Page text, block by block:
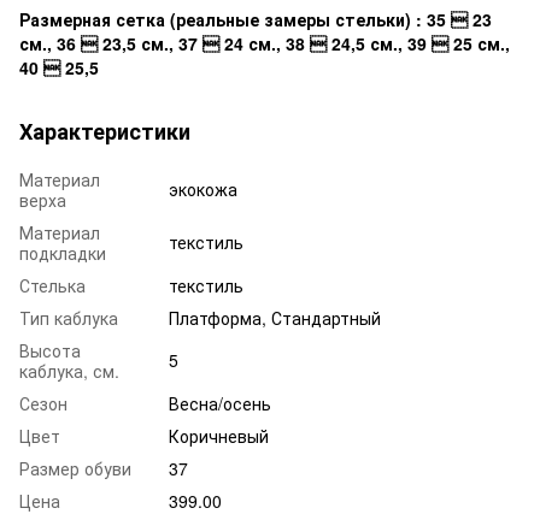
Размерная сетка (реальные замеры стельки) : 35  23
см., 36  23,5 см., 37  24 см., 38  24,5 см., 39  25 см.,
40  25,5
Характеристики
Материал
верха
экокожа
Материал
подкладки
текстиль
Стелька
текстиль
Тип каблука
Платформа, Стандартный
Высота
каблука, см.
5
Сезон
Весна/осень
Цвет
Коричневый
Размер обуви
37
Цена
399.00